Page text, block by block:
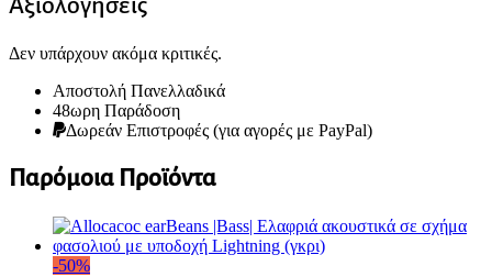
Αξιολογήσεις
Δεν υπάρχουν ακόμα κριτικές.
Αποστολή Πανελλαδικά
48ωρη Παράδοση
Δωρεάν Eπιστροφές (για αγορές με PayPal)
Παρόμοια Προϊόντα
-50%